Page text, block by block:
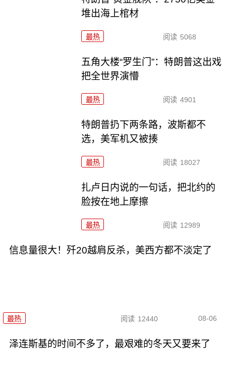
堆出海上棺材
最热 阅读 5068
五角大楼“罗生门”：特朗普这出戏
把全世界演懵
最热 阅读 4901
特朗普扔下两条路，波斯都不
选，美军机又被揍
最热 阅读 18027
扎卢日内说的一句话，把北约的
脸按在地上摩擦
最热 阅读 12989
信息量很大！歼20越肩反杀，美西方都不淡定了
最热 阅读 12440 08-06
泽连斯基的时间不多了，最艰难的冬天又要来了